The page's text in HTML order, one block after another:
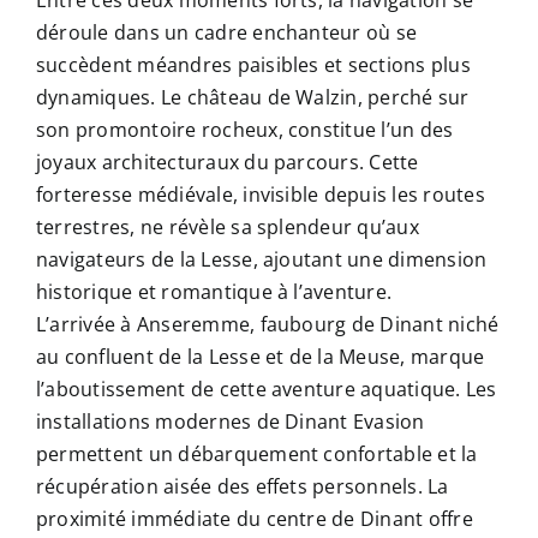
déroule dans un cadre enchanteur où se
succèdent méandres paisibles et sections plus
dynamiques. Le château de Walzin, perché sur
son promontoire rocheux, constitue l’un des
joyaux architecturaux du parcours. Cette
forteresse médiévale, invisible depuis les routes
terrestres, ne révèle sa splendeur qu’aux
navigateurs de la Lesse, ajoutant une dimension
historique et romantique à l’aventure.
L’arrivée à Anseremme, faubourg de Dinant niché
au confluent de la Lesse et de la Meuse, marque
l’aboutissement de cette aventure aquatique. Les
installations modernes de Dinant Evasion
permettent un débarquement confortable et la
récupération aisée des effets personnels. La
proximité immédiate du centre de Dinant offre